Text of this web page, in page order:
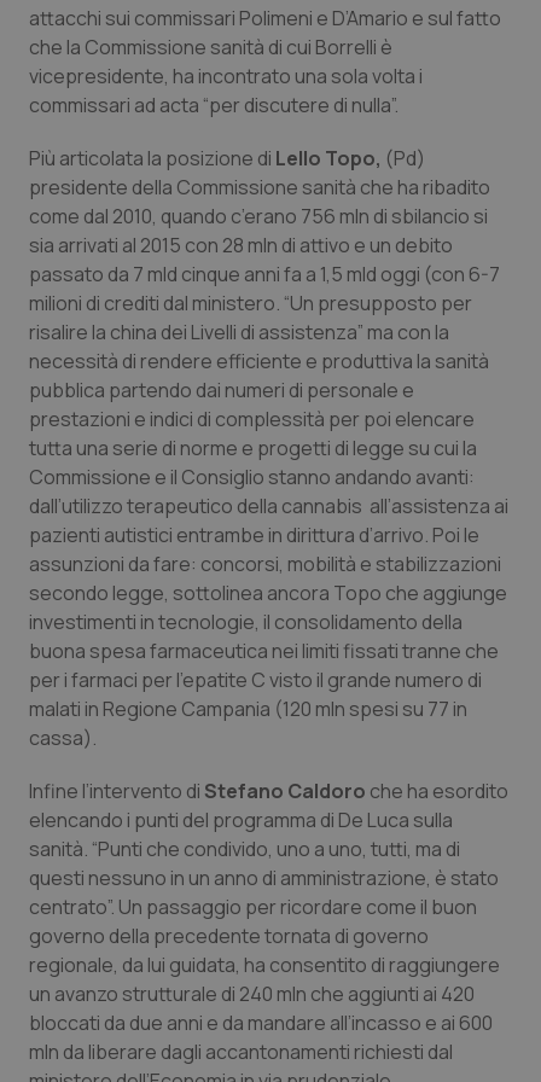
attacchi sui commissari Polimeni e D’Amario e sul fatto
che la Commissione sanità di cui Borrelli è
vicepresidente, ha incontrato una sola volta i
commissari ad acta “per discutere di nulla”.
Più articolata la posizione di Lello Topo, (Pd)
presidente della Commissione sanità che ha ribadito
come dal 2010, quando c’erano 756 mln di sbilancio si
sia arrivati al 2015 con 28 mln di attivo e un debito
passato da 7 mld cinque anni fa a 1,5 mld oggi (con 6-7
milioni di crediti dal ministero. “Un presupposto per
risalire la china dei Livelli di assistenza” ma con la
necessità di rendere efficiente e produttiva la sanità
pubblica partendo dai numeri di personale e
prestazioni e indici di complessità per poi elencare
tutta una serie di norme e progetti di legge su cui la
Commissione e il Consiglio stanno andando avanti:
dall’utilizzo terapeutico della cannabis all’assistenza ai
pazienti autistici entrambe in dirittura d’arrivo. Poi le
assunzioni da fare: concorsi, mobilità e stabilizzazioni
secondo legge, sottolinea ancora Topo che aggiunge
investimenti in tecnologie, il consolidamento della
buona spesa farmaceutica nei limiti fissati tranne che
per i farmaci per l’epatite C visto il grande numero di
malati in Regione Campania (120 mln spesi su 77 in
cassa).
Infine l’intervento di Stefano Caldoro che ha esordito
elencando i punti del programma di De Luca sulla
sanità. “Punti che condivido, uno a uno, tutti, ma di
questi nessuno in un anno di amministrazione, è stato
centrato”. Un passaggio per ricordare come il buon
governo della precedente tornata di governo
regionale, da lui guidata, ha consentito di raggiungere
un avanzo strutturale di 240 mln che aggiunti ai 420
bloccati da due anni e da mandare all’incasso e ai 600
mln da liberare dagli accantonamenti richiesti dal
Necessari Statistici Marketing
I cookie necessari contribuiscono a rendere fruibile il
sito web abilitandone funzionalità di base quali la
navigazione sulle pagine e l'accesso alle aree
protette del sito. Il sito web non è in grado di
funzionare correttamente senza questi cookie.
Nome
Fornitore/Dominio
.youtube.com
tracking-sites-ironfish-
tracking-enable
www.quotidianosanita.it